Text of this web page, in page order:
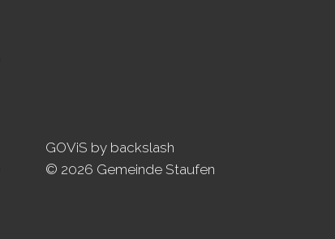
GOViS by backslash
© 2026 Gemeinde Staufen